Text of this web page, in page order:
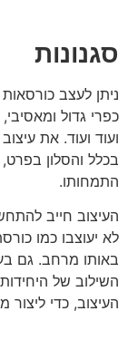
סגנונות
ניתן לעצב כורסאות
כפרי גדול
ועוד ועוד. את
בכלל והסלון
התמחותו.
העיצוב חייב
לא יעוצבו כמו
באותו מרחב. גם
השילוב של
העיצוב, כדי